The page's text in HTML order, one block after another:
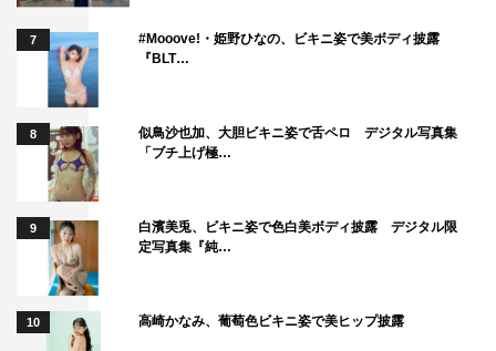
7
#Mooove!・姫野ひなの、ビキニ姿で美ボディ披露
『BLT…
8
似鳥沙也加、大胆ビキニ姿で舌ペロ デジタル写真集
「ブチ上げ極…
9
白濱美兎、ビキニ姿で色白美ボディ披露 デジタル限
定写真集『純…
10 高崎かなみ、葡萄色ビキニ姿で美ヒップ披露